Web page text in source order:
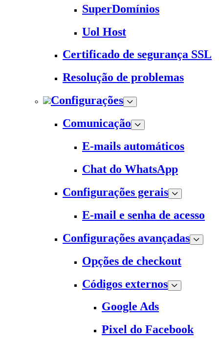
SuperDomínios
Uol Host
Certificado de segurança SSL
Resolução de problemas
Configurações
Comunicação
E-mails automáticos
Chat do WhatsApp
Configurações gerais
E-mail e senha de acesso
Configurações avançadas
Opções de checkout
Códigos externos
Google Ads
Pixel do Facebook